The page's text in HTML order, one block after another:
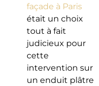
façade à Paris
était un choix
tout à fait
judicieux pour
cette
intervention sur
un enduit plâtre